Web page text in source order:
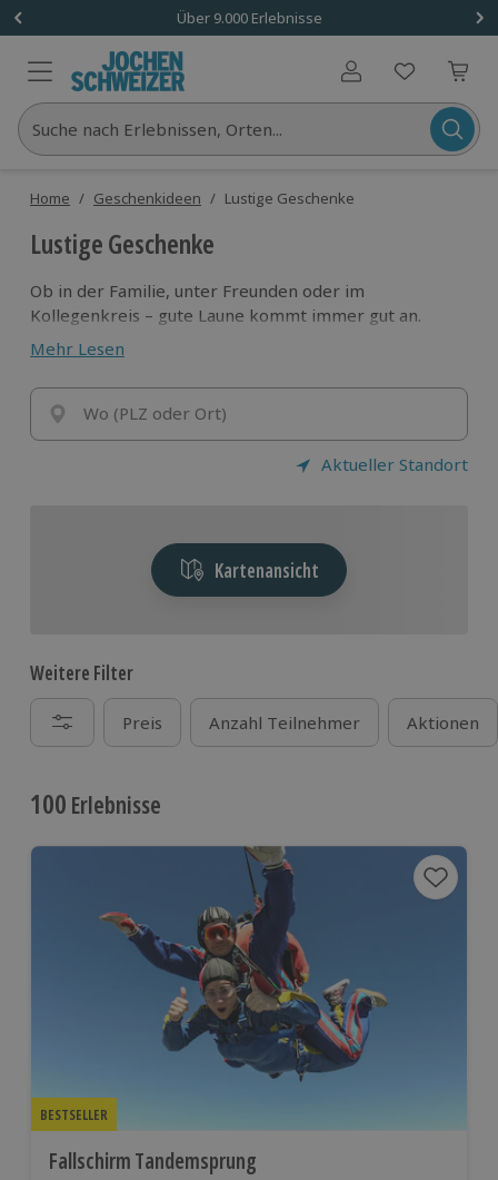
Über 9.000 Erlebnisse
Benutzerkonto
Suche nach Erlebnissen, Orten...
Home / Geschenkideen / Lustige Geschenke
Lustige Geschenke
Ob in der Familie, unter Freunden oder im
Kollegenkreis – gute Laune kommt immer gut an.
Unsere lustigen Erlebnisgeschenke sorgen für
Lachen, Überraschung und unvergessliche Momente.
Jetzt aussuchen, verschenken und Freude verbreiten!
Tipp: Die größte Auswahl gibt’s mit einer Erlebnis-
Geschenkbox oder einem Wertgutschein.
Mehr Lesen
Wo (PLZ oder Ort)
Aktueller Standort
Kartenansicht
Weitere Filter
Preis Anzahl Teilnehmer Aktionen
100 Erlebnisse
BESTSELLER
Fallschirm Tandemsprung